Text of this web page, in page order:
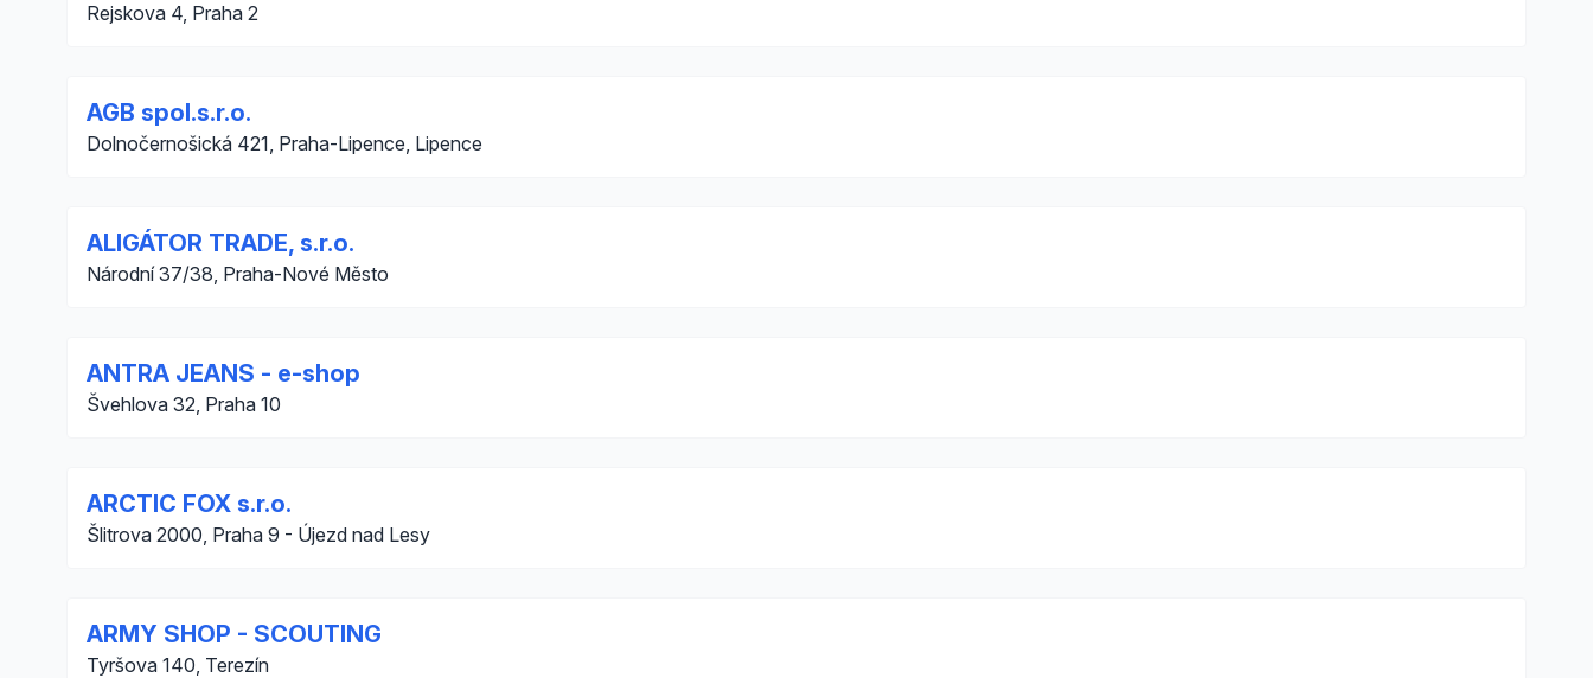
Rejskova 4, Praha 2
AGB spol.s.r.o.
Dolnočernošická 421, Praha-Lipence, Lipence
ALIGÁTOR TRADE, s.r.o.
Národní 37/38, Praha-Nové Město
ANTRA JEANS - e-shop
Švehlova 32, Praha 10
ARCTIC FOX s.r.o.
Šlitrova 2000, Praha 9 - Újezd nad Lesy
ARMY SHOP - SCOUTING
Tyršova 140, Terezín